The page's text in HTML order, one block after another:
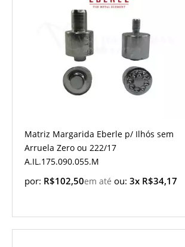
Matriz Margarida Eberle p/ Ilhós sem
Arruela Zero ou 222/17
A.IL.175.090.055.M
por: R$102,50 ou: 3x R$34,17